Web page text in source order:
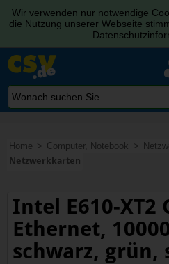
Wir verwenden nur notwendige
die Nutzung unserer Webseite
Home Computer, Notebook
Netzwerkkarten
Intel E610-XT2
Ethernet,
schwarz, grün,